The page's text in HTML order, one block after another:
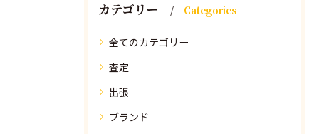
カテゴリー Categories
全てのカテゴリー
査定
出張
ブランド